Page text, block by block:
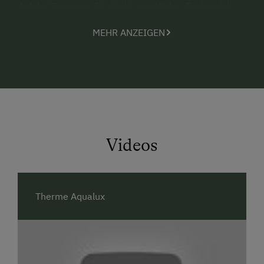
Morgensonne und herrlichem Panorama genießen.
beziehen.
Wir freuen uns auf Ihre Anfragen!
Ihre Familie Galler
MEHR ANZEIGEN
Videos
Therme Aqualux